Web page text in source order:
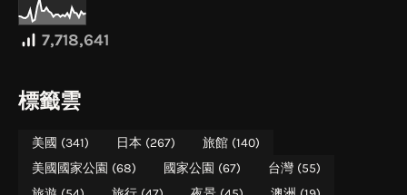
7,718,641
標籤雲
美國 (341) 日本 (267) 旅館 (140)
美國國家公園 (68) 國家公園 (67) 台灣 (55)